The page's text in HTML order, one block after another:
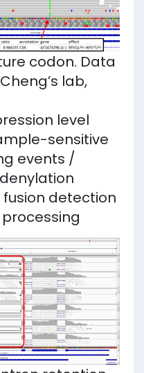
codon. Data
lab,
level
sensitive
events /
detection